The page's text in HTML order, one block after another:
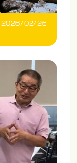
2026/02/26